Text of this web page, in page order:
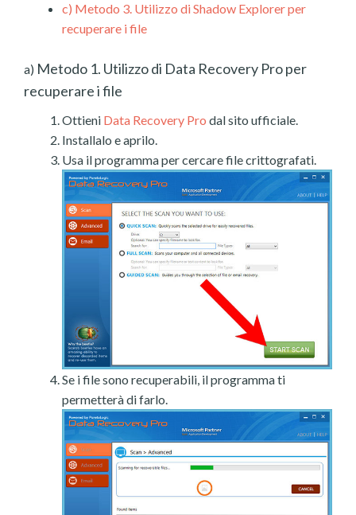
c) Metodo 3. Utilizzo di Shadow Explorer per
recuperare i file
a) Metodo 1. Utilizzo di Data Recovery Pro per
recuperare i file
Ottieni Data Recovery Pro dal sito ufficiale.
Installalo e aprilo.
Usa il programma per cercare file crittografati.
Se i file sono recuperabili, il programma ti
permetterà di farlo.